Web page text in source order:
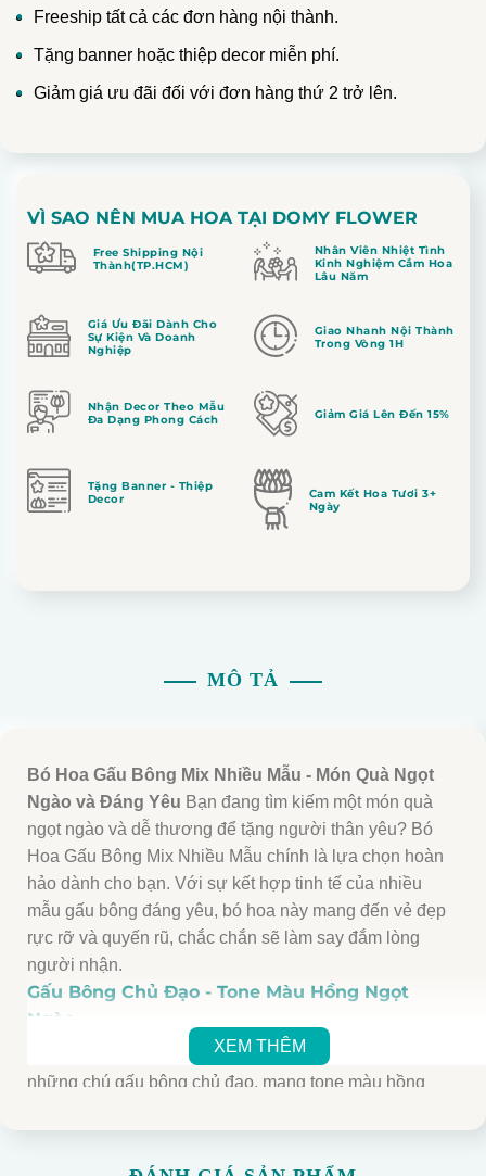
Freeship tất cả các đơn hàng nội thành.
Tặng banner hoặc thiệp decor miễn phí.
Giảm giá ưu đãi đối với đơn hàng thứ 2 trở lên.
VÌ SAO NÊN MUA HOA TẠI DOMY FLOWER
Free Shipping Nội
Thành(TP.HCM)
Nhân Viên Nhiệt Tình
Kinh Nghiệm Cắm Hoa
Lâu Năm
Giá Ưu Đãi Dành Cho
Sự Kiện Và Doanh
Nghiệp
Giao Nhanh Nội Thành
Trong Vòng 1H
Nhận Decor Theo Mẫu
Đa Dạng Phong Cách
Giảm Giá Lên Đến 15%
Tặng Banner - Thiệp
Decor
Cam Kết Hoa Tươi 3+
Ngày
MÔ TẢ
Bó Hoa Gấu Bông Mix Nhiều Mẫu - Món Quà Ngọt
Ngào và Đáng Yêu Bạn đang tìm kiếm một món quà
ngọt ngào và dễ thương để tặng người thân yêu? Bó
Hoa Gấu Bông Mix Nhiều Mẫu chính là lựa chọn hoàn
hảo dành cho bạn. Với sự kết hợp tinh tế của nhiều
mẫu gấu bông đáng yêu, bó hoa này mang đến vẻ đẹp
rực rỡ và quyến rũ, chắc chắn sẽ làm say đắm lòng
người nhận.
Gấu Bông Chủ Đạo - Tone Màu Hồng Ngọt
Ngào
Bó Hoa Gấu Bông Mix Nhiều Mẫu được thiết kế với
những chú gấu bông chủ đạo, mang tone màu hồng
lãng mạn và dịu dàng, mà còn thể hiện tình yêu và sự
quan tâm. Những chú gấu bông dễ thương, mềm mại và
XEM THÊM